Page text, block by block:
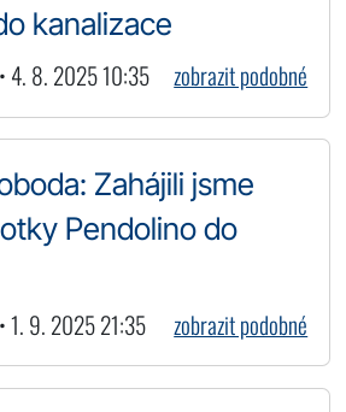
kanalizace
4. 8. 2025 10:35 zobrazit podobné
Zahájili jsme
Pendolino do
1. 9. 2025 21:35 zobrazit podobné